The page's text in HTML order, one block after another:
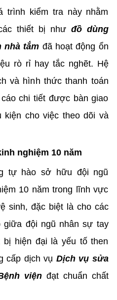
trình kiểm tra này nhằm
thiết bị như đồ dùng
nhà tắm đã hoạt động ổn
rò rỉ hay tắc nghẽt. Hệ
và hình thức thanh toán
chi tiết được bàn giao
kiện cho việc theo dõi và
nghiệm 10 năm
tự hào sở hữu đội ngũ
10 năm trong lĩnh vực
sinh, đặc biệt là cho các
đội ngũ nhân sự tay
bị hiện đại là yếu tố then
cấp dịch vụ Dịch vụ sửa
việnđạt chuẩn chất